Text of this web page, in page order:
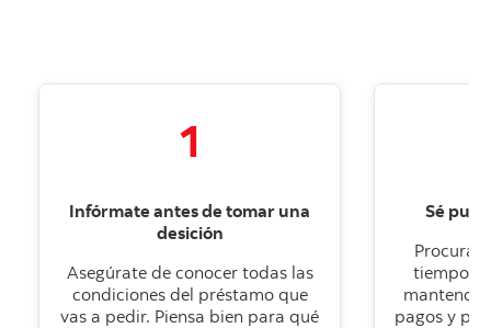
1
Infórmate antes de tomar una
desición
Asegúrate de conocer todas las
condiciones del préstamo que
vas a pedir. Piensa bien para qué
Sé
Procura
tiempo y
pagos y